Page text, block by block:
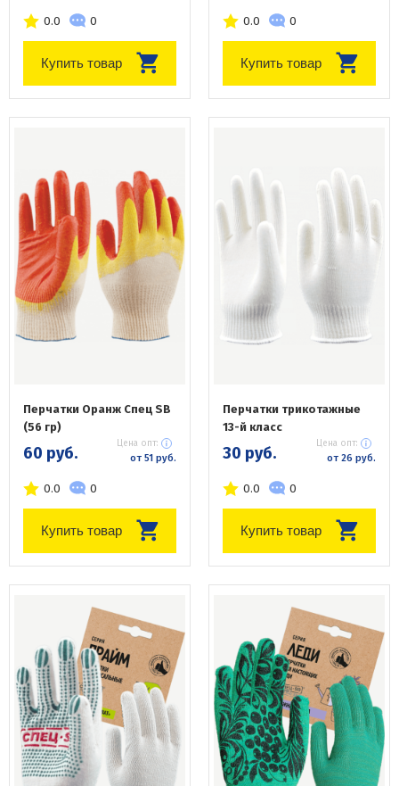
0.0 0
Купить товар
0.0 0
Купить товар
Перчатки Оранж Спец SB
(56 гр)
60 руб. Цена опт:
от 51 руб.
0.0 0
Купить товар
Перчатки трикотажные
13-й класс
30 руб. Цена опт:
от 26 руб.
0.0 0
Купить товар